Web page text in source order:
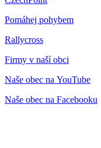
Pomáhej pohybem
Rallycross
Firmy v naší obci
Naše obec na YouTube
Naše obec na Facebooku